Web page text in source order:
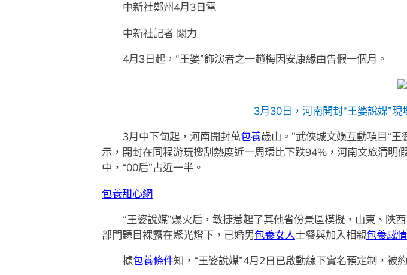
中新社鄭州4月3日電
中新社記者 闞力
4月3日起，“王婆”飾演者之一趙梅因安康緣由告假一個月。
3月30日，河南開封“王婆說媒”現
3月中下旬起，河南開封萬包養歲山。”武俠城文娛互動項目“
示，開封在同程游玩搜刮熱度近一周環比下跌94%，河南文旅清明
中，“00后”占近一半。
包養甜心網
“王婆說媒”爆火后，敏捷惹起了其他省份景區模擬，山東、陜
部門題目裸露在聚光燈下，已婚男包養女人士餐與加入相親包養感情
據包養條件知，“王婆說媒”4月2日已啟動線下實名預定制，被